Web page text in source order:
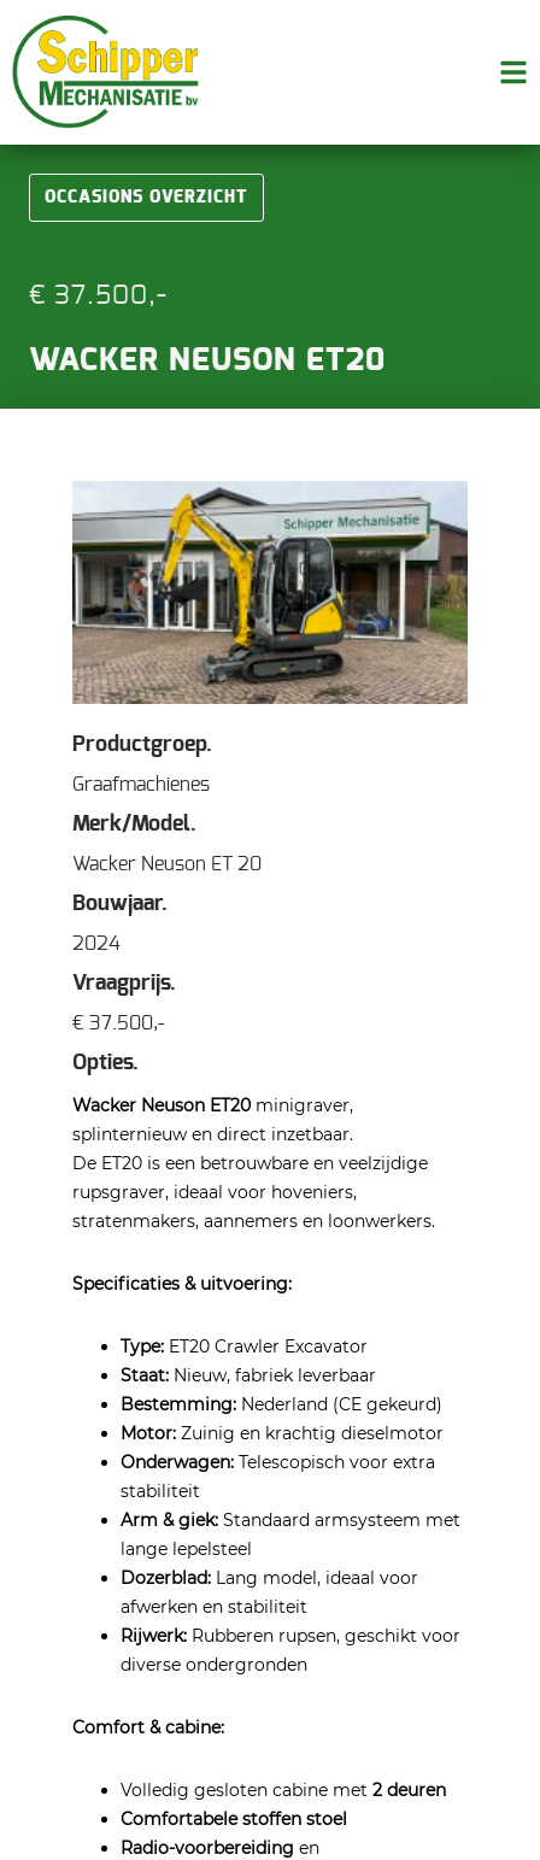
OCCASIONS OVERZICHT
€ 37.500,-
WACKER NEUSON ET20
Productgroep.
Graafmachienes
Merk/Model.
Wacker Neuson ET 20
Bouwjaar.
2024
Vraagprijs.
€ 37.500,-
Opties.
Wacker Neuson ET20 minigraver,
splinternieuw en direct inzetbaar.
De ET20 is een betrouwbare en veelzijdige
rupsgraver, ideaal voor hoveniers,
stratenmakers, aannemers en loonwerkers.
Specificaties & uitvoering:
Type: ET20 Crawler Excavator
Staat: Nieuw, fabriek leverbaar
Bestemming: Nederland (CE gekeurd)
Motor: Zuinig en krachtig dieselmotor
Onderwagen: Telescopisch voor extra
stabiliteit
Arm & giek: Standaard armsysteem met
lange lepelsteel
Dozerblad: Lang model, ideaal voor
afwerken en stabiliteit
Rijwerk: Rubberen rupsen, geschikt voor
diverse ondergronden
Comfort & cabine:
Volledig gesloten cabine met 2 deuren
Comfortabele stoffen stoel
Radio-voorbereiding en